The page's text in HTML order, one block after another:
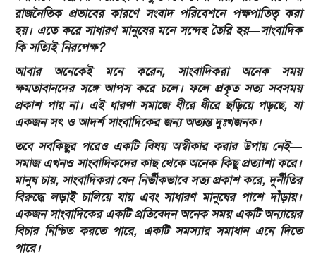
রাজনৈতিক প্রভাবের কারণে সংবাদ পরিবেশনে পক্ষপাতিত্ব করা
হয়। এতে করে সাধারণ মানুষের মনে সন্দেহ তৈরি হয়—সাংবাদিক
কি সত্যিই নিরপেক্ষ?
আবার অনেকেই মনে করেন, সাংবাদিকরা অনেক সময়
ক্ষমতাবানদের সঙ্গে আপস করে চলে। ফলে প্রকৃত সত্য সবসময়
প্রকাশ পায় না। এই ধারণা সমাজে ধীরে ধীরে ছড়িয়ে পড়ছে, যা
একজন সৎ ও আদর্শ সাংবাদিকের জন্য অত্যন্ত দুঃখজনক।
তবে সবকিছুর পরেও একটি বিষয় অস্বীকার করার উপায় নেই—
সমাজ এখনও সাংবাদিকদের কাছ থেকে অনেক কিছু প্রত্যাশা করে।
মানুষ চায়, সাংবাদিকরা যেন নির্ভীকভাবে সত্য প্রকাশ করে, দুর্নীতির
বিরুদ্ধে লড়াই চালিয়ে যায় এবং সাধারণ মানুষের পাশে দাঁড়ায়।
একজন সাংবাদিকের একটি প্রতিবেদন অনেক সময় একটি অন্যায়ের
বিচার নিশ্চিত করতে পারে, একটি সমস্যার সমাধান এনে দিতে
পারে।